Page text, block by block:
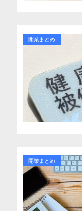
開業まとめ
開業まとめ